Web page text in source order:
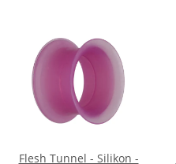
Flesh Tunnel - Silikon -